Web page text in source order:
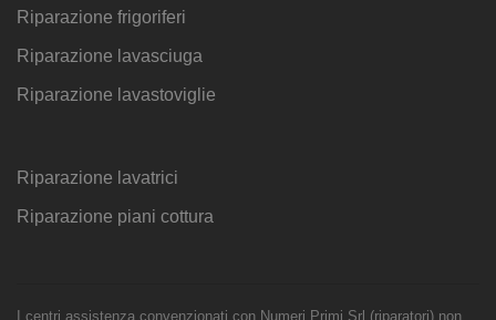
Riparazione frigoriferi
Riparazione lavasciuga
Riparazione lavastoviglie
Riparazione lavatrici
Riparazione piani cottura
I centri assistenza convenzionati con Numeri Primi Srl (riparatori) non